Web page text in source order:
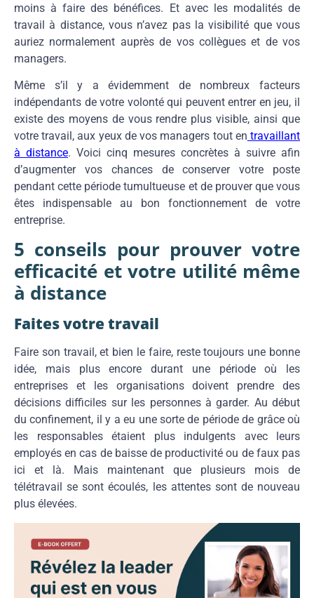
moins à faire des bénéfices. Et avec les modalités de
travail à distance, vous n’avez pas la visibilité que vous
auriez normalement auprès de vos collègues et de vos
managers.
Même s’il y a évidemment de nombreux facteurs
indépendants de votre volonté qui peuvent entrer en jeu, il
existe des moyens de vous rendre plus visible, ainsi que
votre travail, aux yeux de vos managers tout en travaillant
à distance. Voici cinq mesures concrètes à suivre afin
d’augmenter vos chances de conserver votre poste
pendant cette période tumultueuse et de prouver que vous
êtes indispensable au bon fonctionnement de votre
entreprise.
5 conseils pour prouver votre
efficacité et votre utilité même
à distance
Faites votre travail
Faire son travail, et bien le faire, reste toujours une bonne
idée, mais plus encore durant une période où les
entreprises et les organisations doivent prendre des
décisions difficiles sur les personnes à garder. Au début
du confinement, il y a eu une sorte de période de grâce où
les responsables étaient plus indulgents avec leurs
employés en cas de baisse de productivité ou de faux pas
ici et là. Mais maintenant que plusieurs mois de
télétravail se sont écoulés, les attentes sont de nouveau
plus élevées.